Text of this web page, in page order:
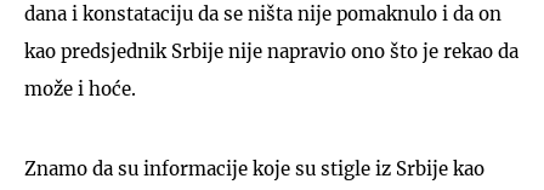
dana i konstataciju da se ništa nije pomaknulo i da on
kao predsjednik Srbije nije napravio ono što je rekao da
može i hoće.
Znamo da su informacije koje su stigle iz Srbije kao